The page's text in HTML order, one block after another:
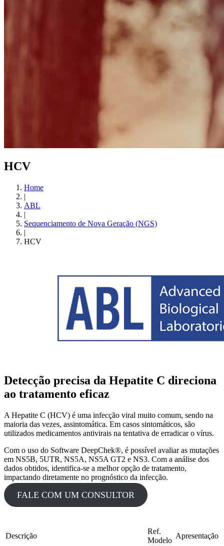
HCV
Home
|
ABL
|
Sequenciamento de Nova Geração (NGS)
|
HCV
Detecção precisa da Hepatite C direciona
ao tratamento eficaz
A Hepatite C (HCV) é uma infecção viral muito comum, sendo na
maioria das vezes, assintomática. Em casos sintomáticos, são
utilizados medicamentos antivirais na tentativa de erradicar o vírus.
Com o uso do Software DeepChek®, é possível avaliar as mutações
em NS5B, 5UTR, NS5A, NS5A GT2 e NS3. Com a análise dos
dados obtidos, identifica-se a melhor opção de tratamento,
impactando diretamente no prognóstico da infecção.
FALE COM UM CONSULTOR
Descrição
Ref.
Modelo
Apresentação